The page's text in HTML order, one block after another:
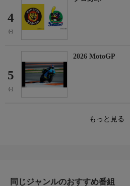
4
(-)
5
(-)
2026 MotoGP
もっと見る
同じジャンルのおすすめ番組